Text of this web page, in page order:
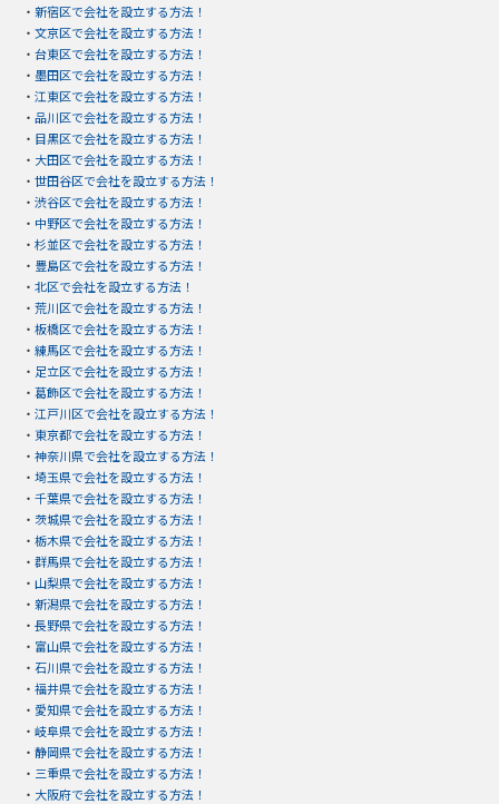
・ 新宿区で会社を設立する方法！
・ 文京区で会社を設立する方法！
・ 台東区で会社を設立する方法！
・ 墨田区で会社を設立する方法！
・ 江東区で会社を設立する方法！
・ 品川区で会社を設立する方法！
・ 目黒区で会社を設立する方法！
・ 大田区で会社を設立する方法！
・ 世田谷区で会社を設立する方法！
・ 渋谷区で会社を設立する方法！
・ 中野区で会社を設立する方法！
・ 杉並区で会社を設立する方法！
・ 豊島区で会社を設立する方法！
・ 北区で会社を設立する方法！
・ 荒川区で会社を設立する方法！
・ 板橋区で会社を設立する方法！
・ 練馬区で会社を設立する方法！
・ 足立区で会社を設立する方法！
・ 葛飾区で会社を設立する方法！
・ 江戸川区で会社を設立する方法！
・ 東京都で会社を設立する方法！
・ 神奈川県で会社を設立する方法！
・ 埼玉県で会社を設立する方法！
・ 千葉県で会社を設立する方法！
・ 茨城県で会社を設立する方法！
・ 栃木県で会社を設立する方法！
・ 群馬県で会社を設立する方法！
・ 山梨県で会社を設立する方法！
・ 新潟県で会社を設立する方法！
・ 長野県で会社を設立する方法！
・ 富山県で会社を設立する方法！
・ 石川県で会社を設立する方法！
・ 福井県で会社を設立する方法！
・ 愛知県で会社を設立する方法！
・ 岐阜県で会社を設立する方法！
・ 静岡県で会社を設立する方法！
・ 三重県で会社を設立する方法！
・ 大阪府で会社を設立する方法！